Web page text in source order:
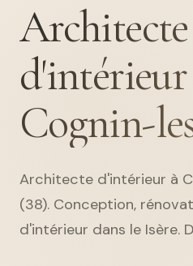
Architecte
d'intérieur
Cognin-
Architecte d'intérieur à
(38). Conception,
d'intérieur dans le Isère.